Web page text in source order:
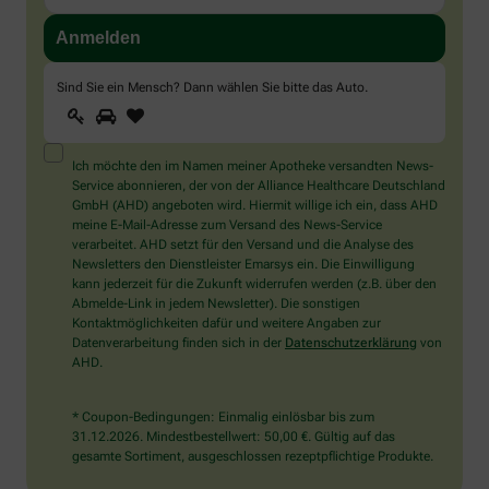
Sind Sie ein Mensch? Dann wählen Sie bitte das Auto
Sind
Sie
ein
Mensch?
Dann
wählen
Sie
bitte
das
Auto.
1 2
Ich möchte den im Namen meiner Apotheke versandten News-
Service abonnieren, der von der Alliance Healthcare Deutschland
GmbH (AHD) angeboten wird. Hiermit willige ich ein, dass AHD
meine E-Mail-Adresse zum Versand des News-Service
verarbeitet. AHD setzt für den Versand und die Analyse des
Newsletters den Dienstleister Emarsys ein. Die Einwilligung
kann jederzeit für die Zukunft widerrufen werden (z.B. über den
Abmelde-Link in jedem Newsletter). Die sonstigen
Kontaktmöglichkeiten dafür und weitere Angaben zur
Datenverarbeitung finden sich in der Datenschutzerklärung von
AHD.
* Coupon-Bedingungen: Einmalig einlösbar bis zum
31.12.2026. Mindestbestellwert: 50,00 €. Gültig auf das
gesamte Sortiment, ausgeschlossen rezeptpflichtige Produkte.